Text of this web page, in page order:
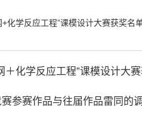
化学反应工程”课模设计大赛获奖名
＋化学反应工程”课模设计大
参赛作品与往届作品雷同的